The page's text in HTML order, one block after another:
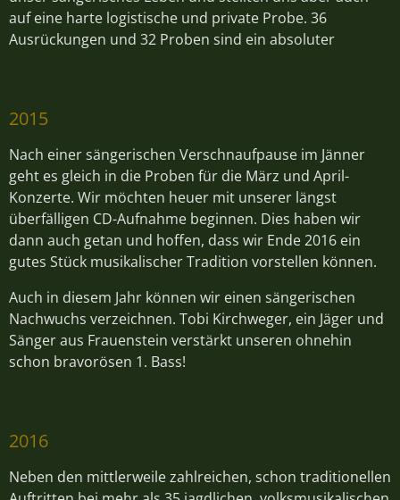
auf eine harte logistische und private Probe. 36
Ausrückungen und 32 Proben sind ein absoluter
2015
Nach einer sängerischen Verschnaufpause im Jänner
geht es gleich in die Proben für die März und April-
Konzerte. Wir möchten heuer mit unserer längst
überfälligen CD-Aufnahme beginnen. Dies haben wir
dann auch getan und hoffen, dass wir Ende 2016 ein
gutes Stück musikalischer Tradition vorstellen können.
Auch in diesem Jahr können wir einen sängerischen
Nachwuchs verzeichnen. Tobi Kirchweger, ein Jäger und
Sänger aus Frauenstein verstärkt unseren ohnehin
schon bravorösen 1. Bass!
2016
Neben den mittlerweile zahlreichen, schon traditionellen